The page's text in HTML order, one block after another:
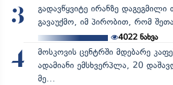
3
გადავწყვიტე ირანზე დაგეგმილი
გავაუქმო, იმ პირობით, რომ
4022ნახვა
4
მოსკოვის ცენტრში მდებარე
ადამიანი ემსხვერპლა, 20
მე...